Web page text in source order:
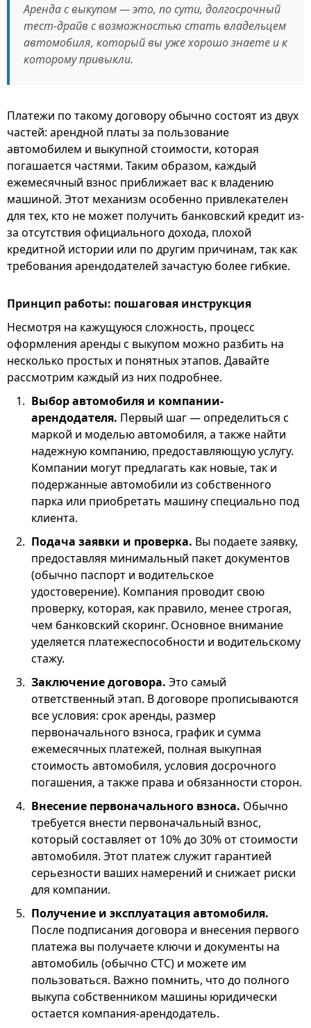
Аренда с выкупом — это, по сути, долгосрочный
тест-драйв с возможностью стать владельцем
автомобиля, который вы уже хорошо знаете и к
которому привыкли.
Платежи по такому договору обычно состоят из двух
частей: арендной платы за пользование
автомобилем и выкупной стоимости, которая
погашается частями. Таким образом, каждый
ежемесячный взнос приближает вас к владению
машиной. Этот механизм особенно привлекателен
для тех, кто не может получить банковский кредит из-
за отсутствия официального дохода, плохой
кредитной истории или по другим причинам, так как
требования арендодателей зачастую более гибкие.
Принцип работы: пошаговая инструкция
Несмотря на кажущуюся сложность, процесс
оформления аренды с выкупом можно разбить на
несколько простых и понятных этапов. Давайте
рассмотрим каждый из них подробнее.
Выбор автомобиля и компании-
арендодателя. Первый шаг — определиться с
маркой и моделью автомобиля, а также найти
надежную компанию, предоставляющую услугу.
Компании могут предлагать как новые, так и
подержанные автомобили из собственного
парка или приобретать машину специально под
клиента.
Подача заявки и проверка. Вы подаете заявку,
предоставляя минимальный пакет документов
(обычно паспорт и водительское
удостоверение). Компания проводит свою
проверку, которая, как правило, менее строгая,
чем банковский скоринг. Основное внимание
уделяется платежеспособности и водительскому
стажу.
Заключение договора. Это самый
ответственный этап. В договоре прописываются
все условия: срок аренды, размер
первоначального взноса, график и сумма
ежемесячных платежей, полная выкупная
стоимость автомобиля, условия досрочного
погашения, а также права и обязанности сторон.
Внесение первоначального взноса. Обычно
требуется внести первоначальный взнос,
который составляет от 10% до 30% от стоимости
автомобиля. Этот платеж служит гарантией
серьезности ваших намерений и снижает риски
для компании.
Получение и эксплуатация автомобиля.
После подписания договора и внесения первого
платежа вы получаете ключи и документы на
автомобиль (обычно СТС) и можете им
пользоваться. Важно помнить, что до полного
выкупа собственником машины юридически
остается компания-арендодатель.